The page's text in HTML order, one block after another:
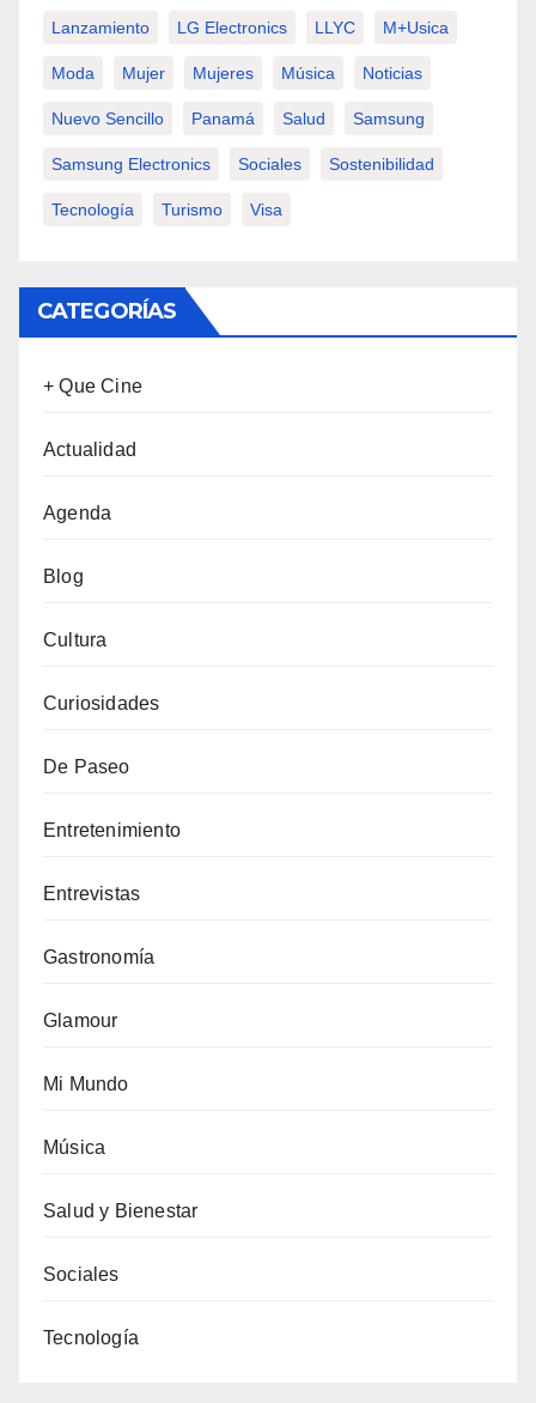
Lanzamiento LG Electronics LLYC M+usica
Moda Mujer Mujeres Música Noticias
Nuevo Sencillo Panamá Salud Samsung
Samsung Electronics Sociales Sostenibilidad
Tecnología Turismo Visa
CATEGORÍAS
+ Que Cine
Actualidad
Agenda
Blog
Cultura
Curiosidades
De Paseo
Entretenimiento
Entrevistas
Gastronomía
Glamour
Mi Mundo
Música
Salud y Bienestar
Sociales
Tecnología